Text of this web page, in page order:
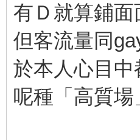
有Ｄ就算鋪面
但客流量同
於本人心目
呢種「高質